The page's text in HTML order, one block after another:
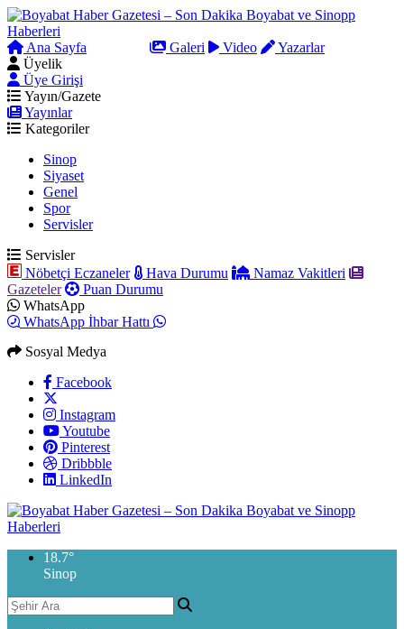
Ana Sayfa Galeri Video
Yazarlar
Üyelik
Üye Girişi
Yayın/Gazete
Yayınlar
Kategoriler
Sinop
Siyaset
Genel
Spor
Servisler
Servisler
Nöbetçi Eczaneler
Hava Durumu
Namaz Vakitleri
Gazeteler
Puan Durumu
WhatsApp
WhatsApp İhbar Hattı
Sosyal Medya
Facebook
Instagram
Youtube
Pinterest
Dribbble
LinkedIn
18.7°
Sinop